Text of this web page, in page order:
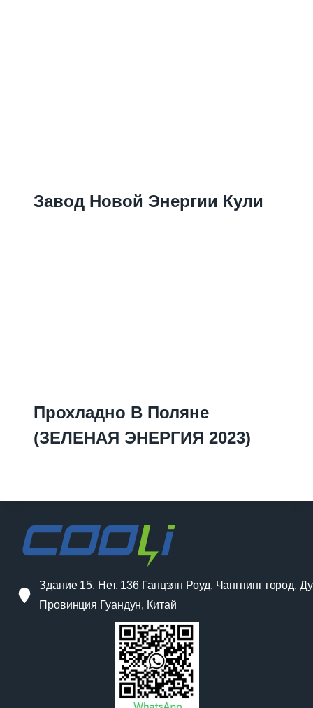
Завод Новой Энергии Кули
Прохладно В Поляне
(ЗЕЛЕНАЯ ЭНЕРГИЯ 2023)
Здание 15, Нет. 136 Ганцзян Роуд, Чангпинг город,
Провинция Гуандун, Китай